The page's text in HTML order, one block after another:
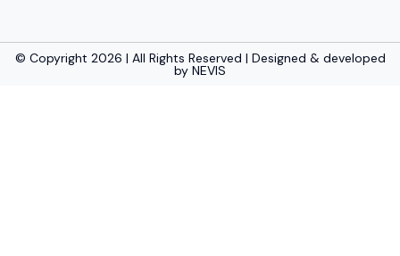
© Copyright 2026 | All Rights Reserved | Designed & developed
by NEVIS